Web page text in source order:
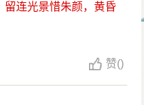
留连光景惜朱颜，黄昏
赞()